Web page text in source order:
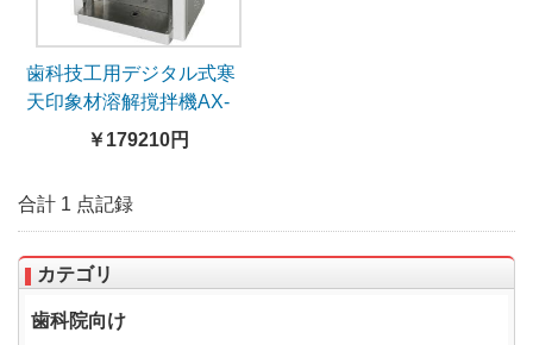
歯科技工用デジタル式寒
天印象材溶解撹拌機AX-
￥179210円
合計 1 点記録
カテゴリ
歯科院向け